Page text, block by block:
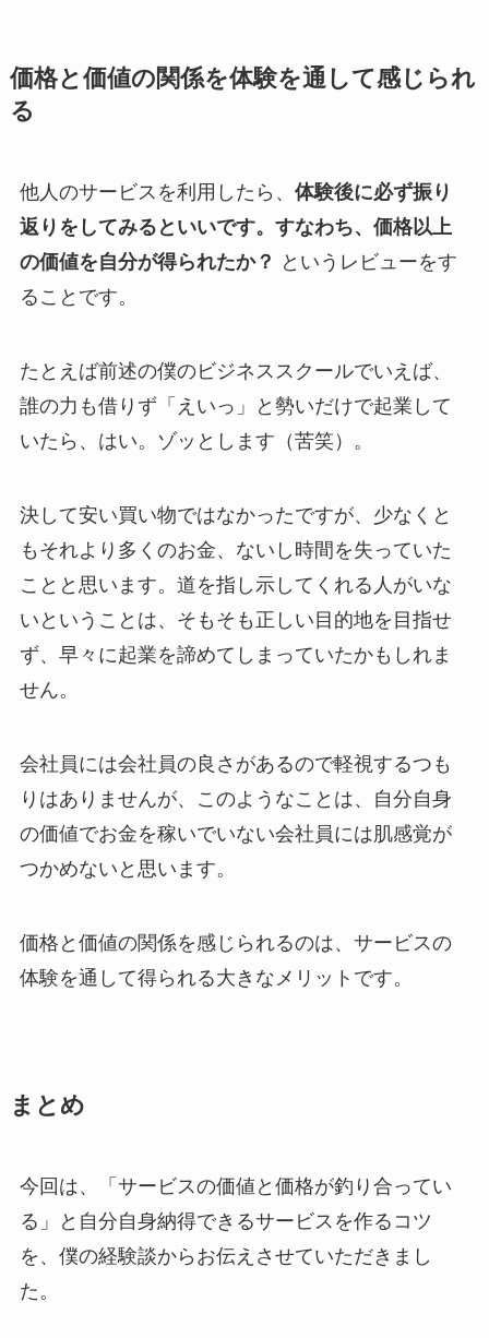
価格と価値の関係を体験を通して感じられ
る
他人のサービスを利用したら、 体験後に必ず振り
返りをしてみるといいです。すなわち、価格以上
の価値を自分が得られたか？ というレビューをす
ることです。
たとえば前述の僕のビジネススクールでいえば、
誰の力も借りず「えいっ」と勢いだけで起業して
いたら、はい。ゾッとします（苦笑）。
決して安い買い物ではなかったですが、少なくと
もそれより多くのお金、ないし時間を失っていた
ことと思います。道を指し示してくれる人がいな
いということは、そもそも正しい目的地を目指せ
ず、早々に起業を諦めてしまっていたかもしれま
せん。
会社員には会社員の良さがあるので軽視するつも
りはありませんが、このようなことは、自分自身
の価値でお金を稼いでいない会社員には肌感覚が
つかめないと思います。
価格と価値の関係を感じられるのは、サービスの
体験を通して得られる大きなメリットです。
まとめ
今回は、「サービスの価値と価格が釣り合ってい
る」と自分自身納得できるサービスを作るコツ
を、僕の経験談からお伝えさせていただきまし
た。